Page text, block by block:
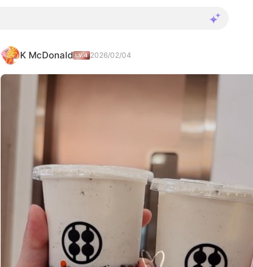
K McDonald 2026/02/04